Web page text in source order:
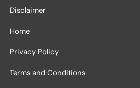
Disclaimer
Home
Privacy Policy
Terms and Conditions